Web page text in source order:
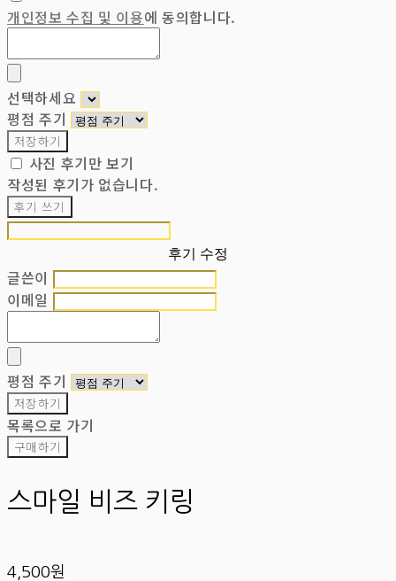
개인정보 수집 및 이용에 동의합니다.
선택하세요
평점 주기
저장하기
사진 후기만 보기
작성된 후기가 없습니다.
후기 쓰기
후기 수정
글쓴이
이메일
평점 주기
저장하기
목록으로 가기
구매하기
스마일 비즈 키링
4,500원